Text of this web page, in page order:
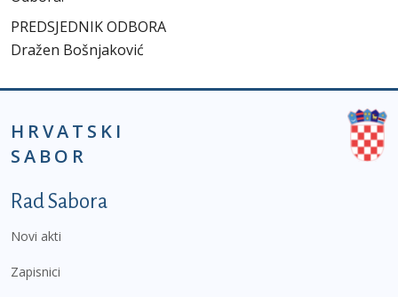
PREDSJEDNIK ODBORA
Dražen Bošnjaković
HRVATSKI
SABOR
Podnožje prvi izbornik
Rad Sabora
Novi akti
Zapisnici